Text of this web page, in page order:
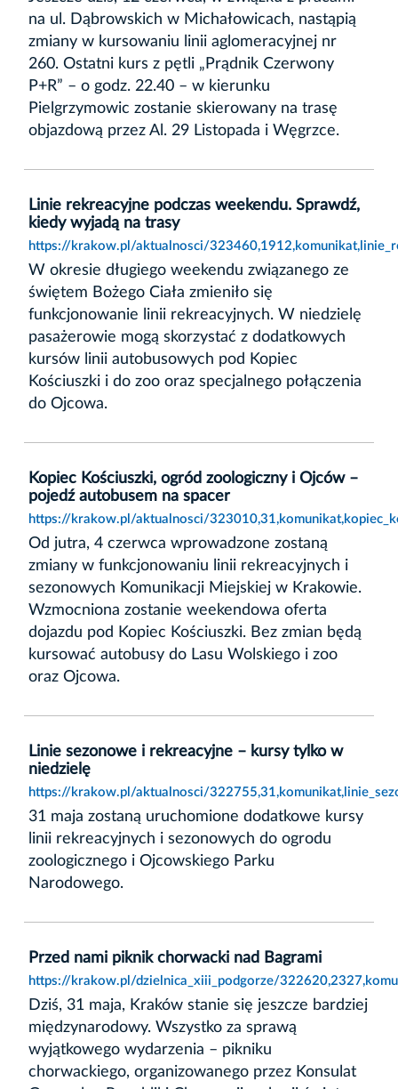
na ul. Dąbrowskich w Michałowicach, nastąpią
zmiany w kursowaniu linii aglomeracyjnej nr
260. Ostatni kurs z pętli „Prądnik Czerwony
P+R” – o godz. 22.40 – w kierunku
Pielgrzymowic zostanie skierowany na trasę
objazdową przez Al. 29 Listopada i Węgrzce.
Linie rekreacyjne podczas weekendu. Sprawdź,
kiedy wyjadą na trasy
https://krakow.pl/aktualnosci/
W okresie długiego weekendu związanego ze
świętem Bożego Ciała zmieniło się
funkcjonowanie linii rekreacyjnych. W niedzielę
pasażerowie mogą skorzystać z dodatkowych
kursów linii autobusowych pod Kopiec
Kościuszki i do zoo oraz specjalnego połączenia
do Ojcowa.
Kopiec Kościuszki, ogród zoologiczny i Ojców –
pojedź autobusem na spacer
https://krakow.pl/aktualnosci/
Od jutra, 4 czerwca wprowadzone zostaną
zmiany w funkcjonowaniu linii rekreacyjnych i
sezonowych Komunikacji Miejskiej w Krakowie.
Wzmocniona zostanie weekendowa oferta
dojazdu pod Kopiec Kościuszki. Bez zmian będą
kursować autobusy do Lasu Wolskiego i zoo
oraz Ojcowa.
Linie sezonowe i rekreacyjne – kursy tylko w
niedzielę
https://krakow.pl/aktualnosci/
31 maja zostaną uruchomione dodatkowe kursy
linii rekreacyjnych i sezonowych do ogrodu
zoologicznego i Ojcowskiego Parku
Narodowego.
Przed nami piknik chorwacki nad Bagrami
https://krakow.pl/dzielnica_xiii_podgorze/
Dziś, 31 maja, Kraków stanie się jeszcze bardziej
międzynarodowy. Wszystko za sprawą
wyjątkowego wydarzenia – pikniku
chorwackiego, organizowanego przez Konsulat